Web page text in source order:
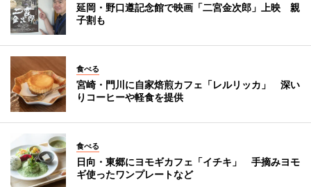
延岡・野口遵記念館で映画「二宮金次郎」上映 親
子割も
食べる
宮崎・門川に自家焙煎カフェ「レルリッカ」 深い
りコーヒーや軽食を提供
食べる
日向・東郷にヨモギカフェ「イチキ」 手摘みヨモ
ギ使ったワンプレートなど